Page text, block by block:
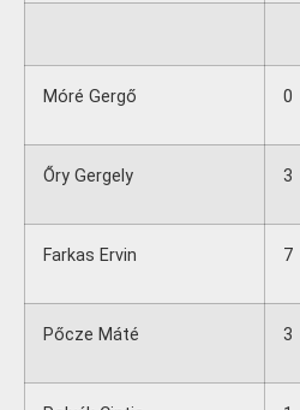
Móré Gergő 0
Őry Gergely 3
Farkas Ervin 7
Pőcze Máté 3